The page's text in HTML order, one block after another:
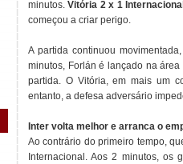
minutos.Vitória 2 x 1 Internacional
começou a criar perigo.
A partida continuou
minutos, Forlán é lançado na
partida. O Vitória, em mais um
entanto, a defesa adversário
Inter volta melhor e arranca o
Ao contrário do primeiro tempo,
Internacional. Aos 2 minutos, os